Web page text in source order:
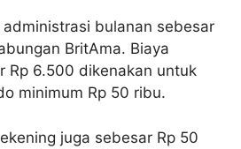
administrasi bulanan sebesar
BritAma. Biaya
Rp 6.500 dikenakan untuk
minimum Rp 50 ribu.
juga sebesar Rp 50